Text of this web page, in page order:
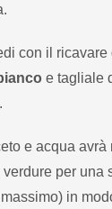
con il ricavare
e tagliale
e acqua avrà
per una
in